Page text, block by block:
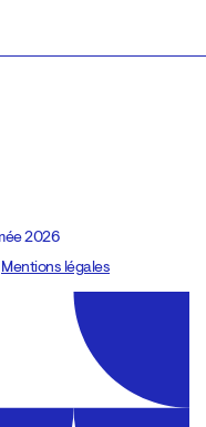
2026
Mentions légales